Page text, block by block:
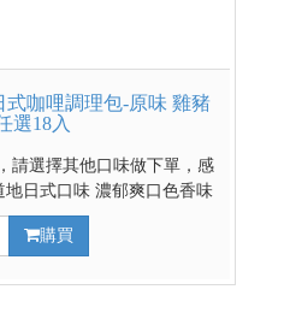
式咖哩調理包-原味 雞豬
選18入
請選擇其他口味做下單，感
日式口味 濃郁爽口色香味
豬牛三種選擇 輕鬆煮出好
裡 日式原味混搭辣味咖哩請
購買